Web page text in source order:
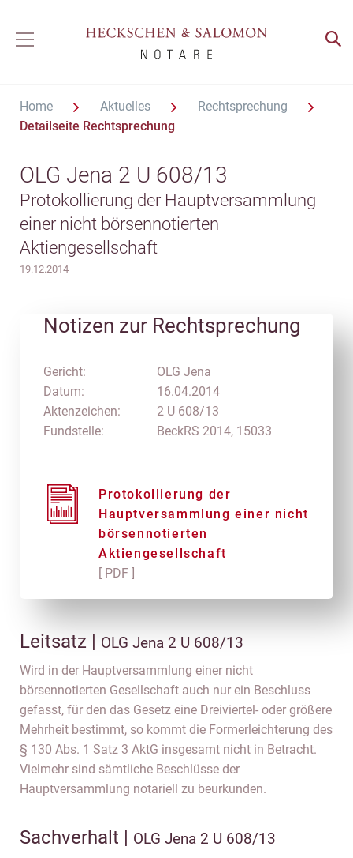
Home Aktuelles
Rechtsprechung
Detailseite Rechtsprechung
OLG Jena 2 U 608/13
Protokollierung der Hauptversammlung
einer nicht börsennotierten
Aktiengesellschaft
19.12.2014
Notizen zur Rechtsprechung
Gericht:
Datum:
Aktenzeichen:
Fundstelle:
OLG Jena
16.04.2014
2 U 608/13
BeckRS 2014, 15033
Protokollierung der
Hauptversammlung einer nicht
börsennotierten
Aktiengesellschaft
[ PDF ]
Leitsatz | OLG Jena 2 U 608/13
Wird in der Hauptversammlung einer nicht
börsennotierten Gesellschaft auch nur ein Beschluss
gefasst, für den das Gesetz eine Dreiviertel- oder größere
Mehrheit bestimmt, so kommt die Formerleichterung des
§ 130 Abs. 1 Satz 3 AktG insgesamt nicht in Betracht.
Vielmehr sind sämtliche Beschlüsse der
Hauptversammlung notariell zu beurkunden.
Sachverhalt | OLG Jena 2 U 608/13